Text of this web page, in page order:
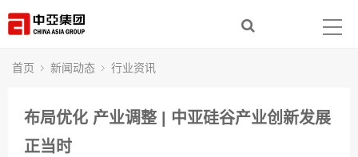
首页 新闻动态 行业资讯
布局优化 产业调整 | 中亚硅谷产业创新发展
正当时